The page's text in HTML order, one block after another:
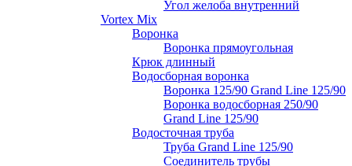
Угол желоба внутренний
Vortex Mix
Воронка
Воронка прямоугольная
Крюк длинный
Водосборная воронка
Воронка 125/90 Grand Line 125/90
Воронка водосборная 250/90
Grand Line 125/90
Водосточная труба
Труба Grand Line 125/90
Соединитель трубы